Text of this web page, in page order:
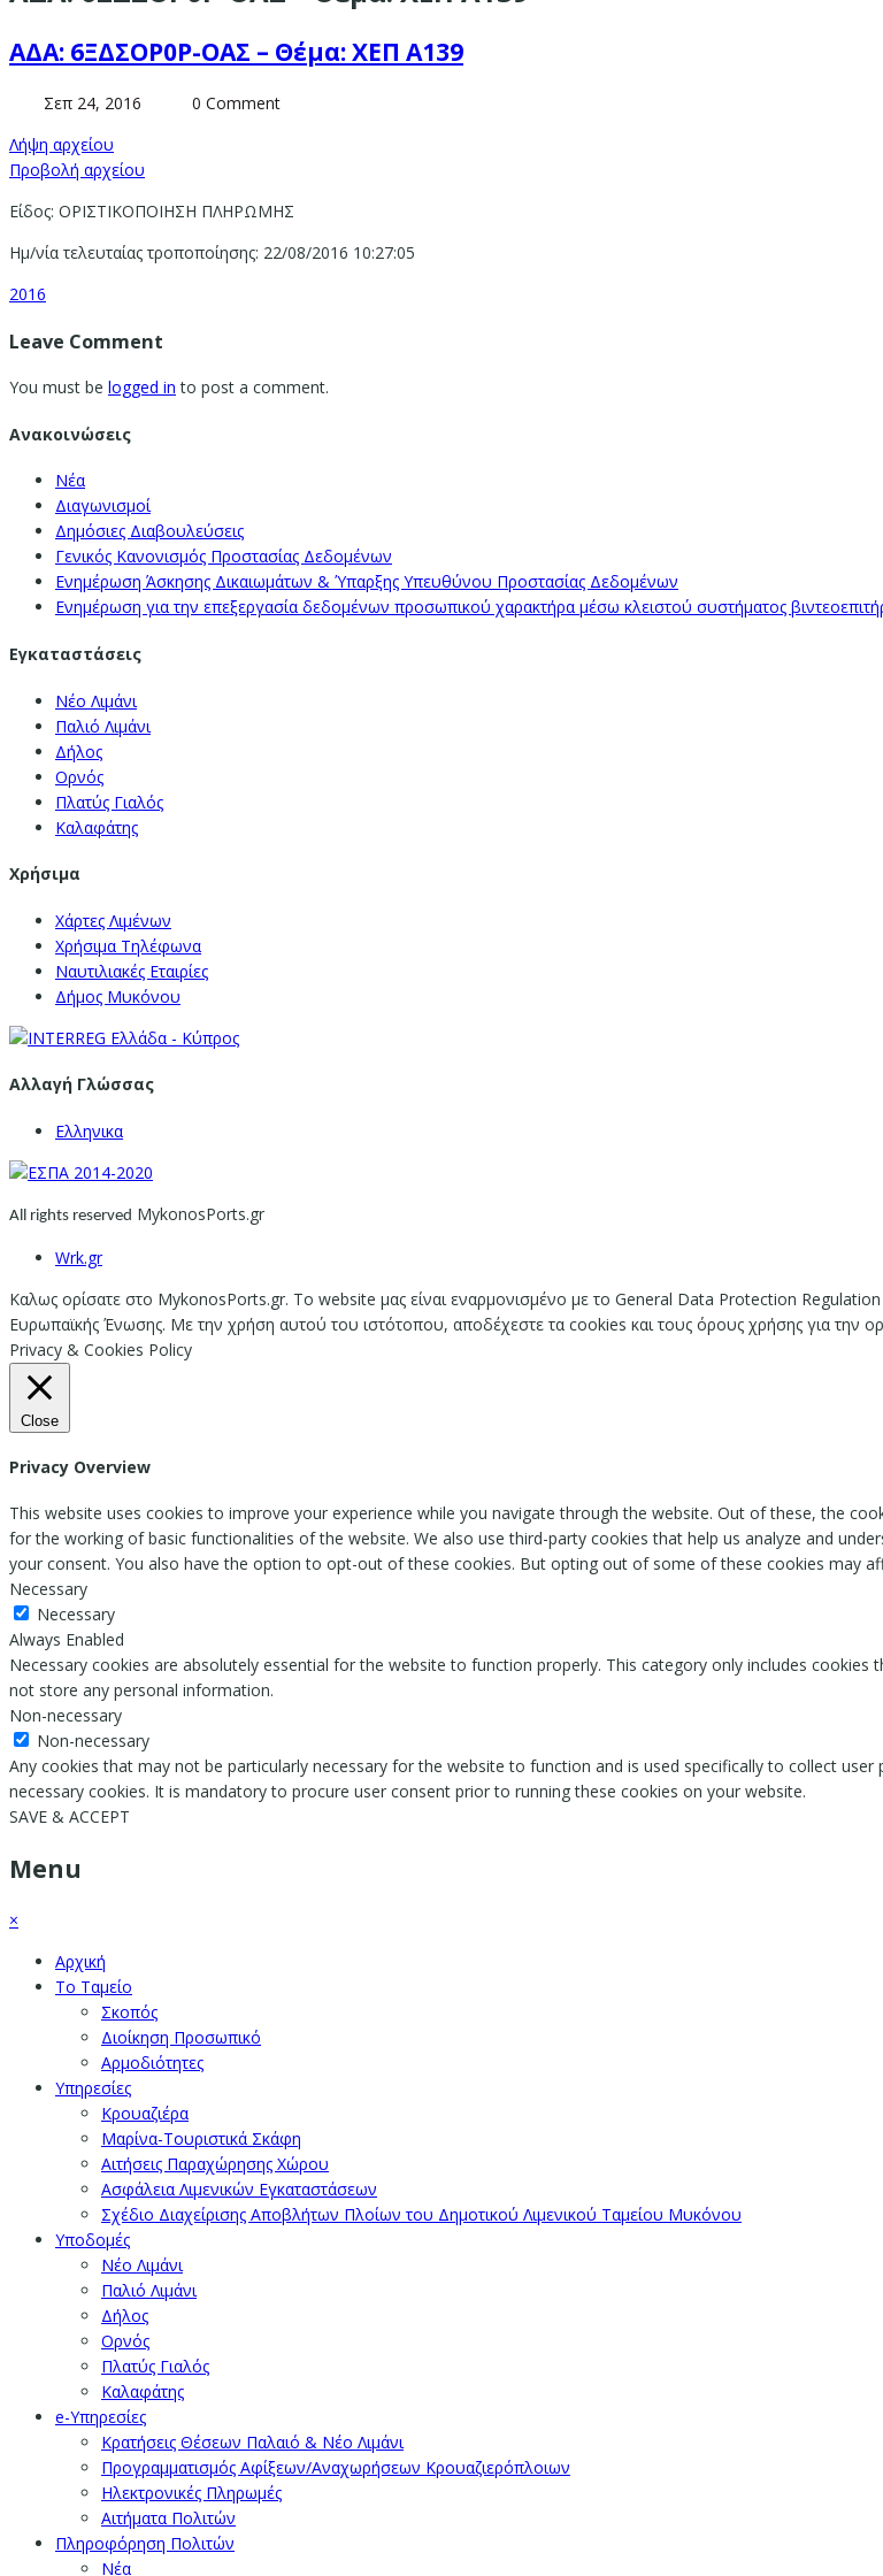
ΑΔΑ: 6ΞΔΣΟΡ0Ρ-ΟΑΣ – Θέμα: ΧΕΠ Α139
Σεπ 24, 2016
0 Comment
Λήψη αρχείου
Προβολή αρχείου
Είδος: ΟΡΙΣΤΙΚΟΠΟΙΗΣΗ ΠΛΗΡΩΜΗΣ
Ημ/νία τελευταίας τροποποίησης: 22/08/2016 10:27:05
2016
Leave Comment
You must be logged in to post a comment.
Ανακοινώσεις
Νέα
Διαγωνισμοί
Δημόσιες Διαβουλεύσεις
Γενικός Κανονισμός Προστασίας Δεδομένων
Ενημέρωση Άσκησης Δικαιωμάτων & Ύπαρξης Υπευθύνου Προστασίας Δεδομένων
Ενημέρωση για την επεξεργασία δεδομένων προσωπικού χαρακτήρα μέσω κλειστού συστήματος
Εγκαταστάσεις
Νέο Λιμάνι
Παλιό Λιμάνι
Δήλος
Ορνός
Πλατύς Γιαλός
Καλαφάτης
Χρήσιμα
Χάρτες Λιμένων
Χρήσιμα Τηλέφωνα
Ναυτιλιακές Εταιρίες
Δήμος Μυκόνου
Αλλαγή Γλώσσας
Ελληνικα
All rights reserved MykonosPorts.gr
Wrk.gr
Καλως ορίσατε στο MykonosPorts.gr. Το website μας είναι εναρμονισμένο με το General Data Protection
Ευρωπαϊκής Ένωσης. Με την χρήση αυτού του ιστότοπου, αποδέχεστε τα cookies και τους όρους χρήσης για την
Privacy & Cookies Policy
Close
Privacy Overview
This website uses cookies to improve your experience while you navigate through the website. Out of these, the
for the working of basic functionalities of the website. We also use third-party cookies that help us analyze and
your consent. You also have the option to opt-out of these cookies. But opting out of some of these cookies may
Necessary
Necessary
Always Enabled
Necessary cookies are absolutely essential for the website to function properly. This category only includes
not store any personal information.
Non-necessary
Non-necessary
Any cookies that may not be particularly necessary for the website to function and is used specifically to collect
necessary cookies. It is mandatory to procure user consent prior to running these cookies on your website.
SAVE & ACCEPT
Menu
×
Αρχική
Το Ταμείο
Σκοπός
Διοίκηση Προσωπικό
Αρμοδιότητες
Υπηρεσίες
Κρουαζιέρα
Μαρίνα-Τουριστικά Σκάφη
Αιτήσεις Παραχώρησης Χώρου
Ασφάλεια Λιμενικών Εγκαταστάσεων
Σχέδιο Διαχείρισης Αποβλήτων Πλοίων του Δημοτικού Λιμενικού Ταμείου Μυκόνου
Υποδομές
Νέο Λιμάνι
Παλιό Λιμάνι
Δήλος
Ορνός
Πλατύς Γιαλός
Καλαφάτης
e-Υπηρεσίες
Κρατήσεις Θέσεων Παλαιό & Νέο Λιμάνι
Προγραμματισμός Αφίξεων/Αναχωρήσεων Κρουαζιερόπλοιων
Ηλεκτρονικές Πληρωμές
Αιτήματα Πολιτών
Πληροφόρηση Πολιτών
Νέα